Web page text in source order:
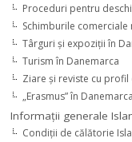
Proceduri pentru
Schimburile
Târguri şi expoziţii în
Turism în Danemarca
Ziare şi reviste cu
„Erasmus” în Danemarca
Informaţii generale
Condiţii de călătorie